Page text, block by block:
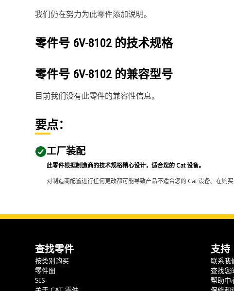
我们仍在努力为此零件添加说明。
零件号 6V-8102 的技术规格
零件号 6V-8102 的兼容型号
目前我们没有此零件的兼容性信息。
要点：
工厂装配
此零件根据制造商的技术规格精心设计，适合您的 Cat 设备。
对制造商配置进行任何更改都可能导致产品不适合您的 Cat 设备。在购
查找零件
按类别购买
零件图
SIS
支持
联系我
查找您
帮助中